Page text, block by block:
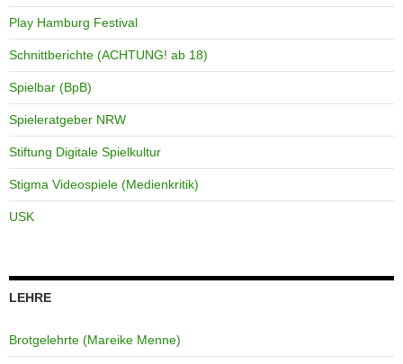
Play Hamburg Festival
Schnittberichte (ACHTUNG! ab 18)
Spielbar (BpB)
Spieleratgeber NRW
Stiftung Digitale Spielkultur
Stigma Videospiele (Medienkritik)
USK
LEHRE
Brotgelehrte (Mareike Menne)